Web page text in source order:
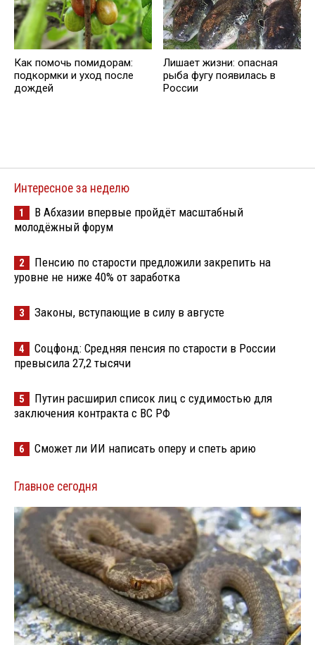
Как помочь помидорам:
подкормки и уход после
дождей
Лишает жизни: опасная
рыба фугу появилась в
России
Интересное за неделю
1
В Абхазии впервые пройдёт масштабный
молодёжный форум
2
Пенсию по старости предложили закрепить на
уровне не ниже 40% от заработка
3 Законы, вступающие в силу в августе
4
Соцфонд: Средняя пенсия по старости в России
превысила 27,2 тысячи
5
Путин расширил список лиц с судимостью для
заключения контракта с ВС РФ
6 Сможет ли ИИ написать оперу и спеть арию
Главное сегодня